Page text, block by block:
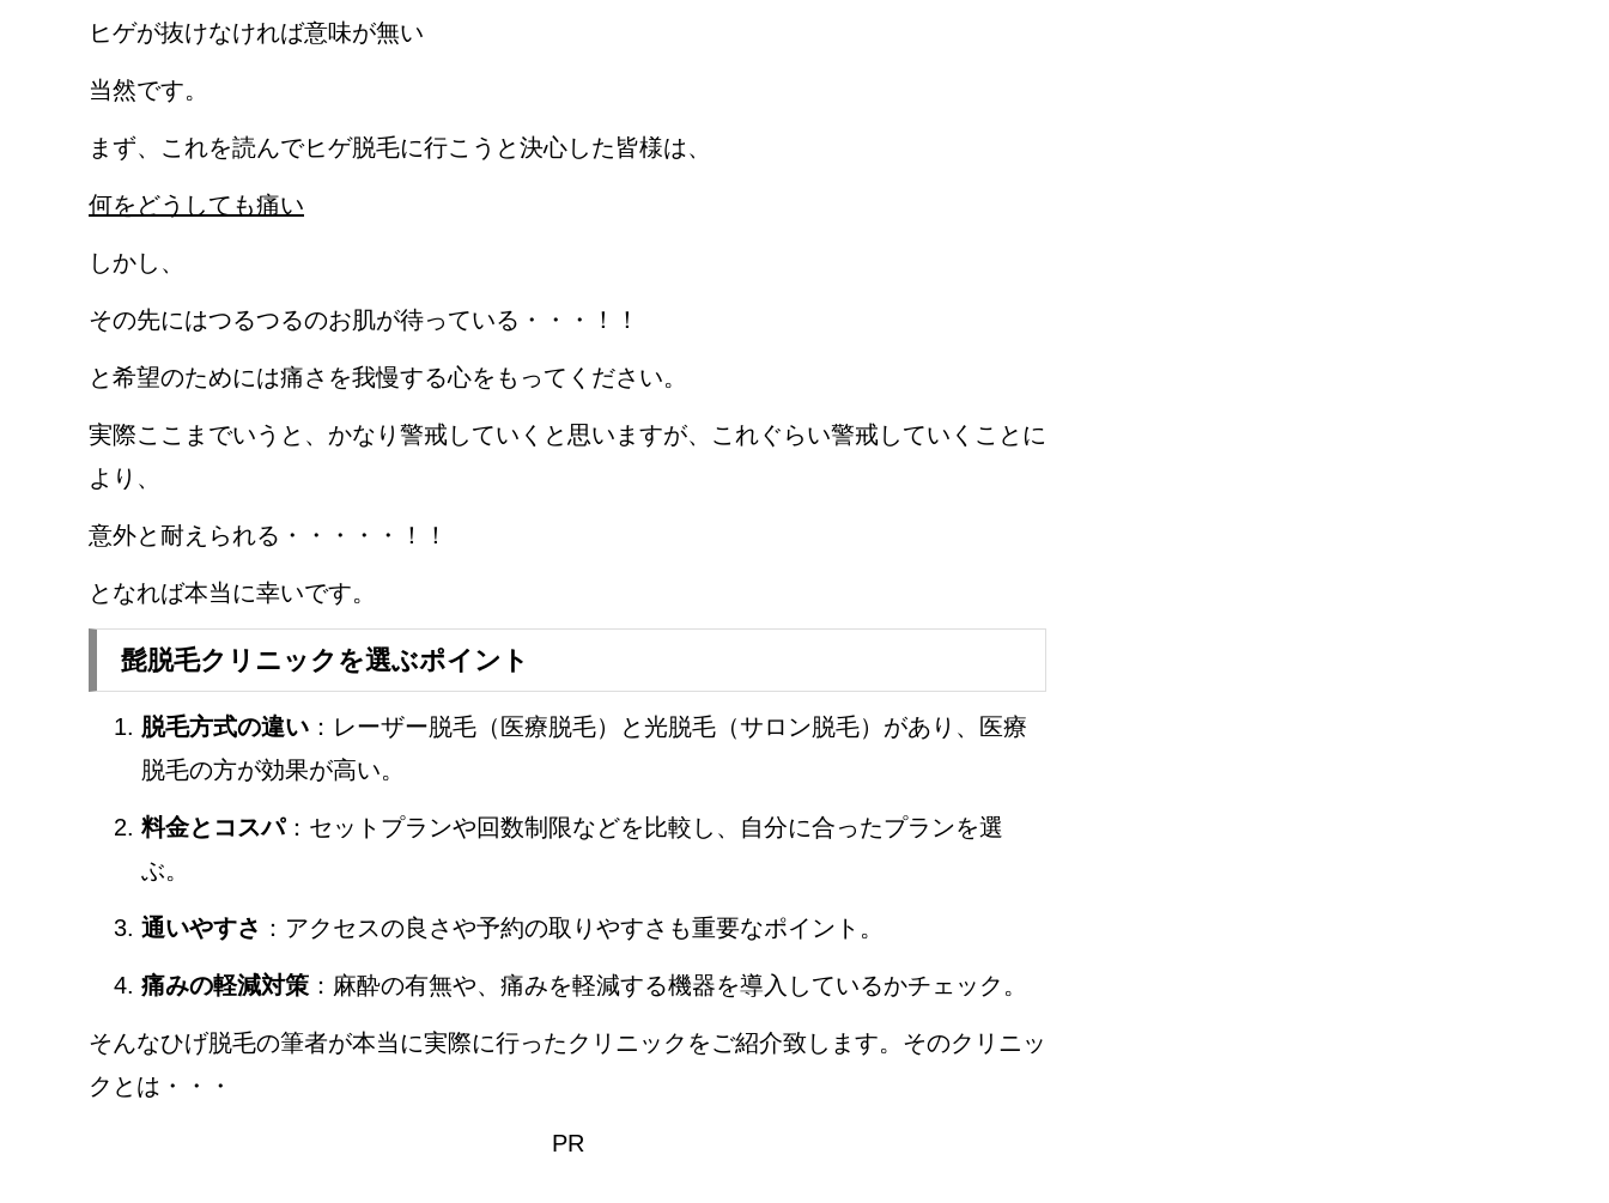
ヒゲが抜けなければ意味が無い
当然です。
まず、これを読んでヒゲ脱毛に行こうと決心した皆様は、
何をどうしても痛い
しかし、
その先にはつるつるのお肌が待っている・・・！！
と希望のためには痛さを我慢する心をもってください。
実際ここまでいうと、かなり警戒していくと思いますが、これぐらい警戒していくことに
より、
意外と耐えられる・・・・・！！
となれば本当に幸いです。
髭脱毛クリニックを選ぶポイント
脱毛方式の違い ：レーザー脱毛（医療脱毛）と光脱毛（サロン脱毛）があり、医療
脱毛の方が効果が高い。
料金とコスパ：セットプランや回数制限などを比較し、自分に合ったプランを選
ぶ。
通いやすさ ：アクセスの良さや予約の取りやすさも重要なポイント。
痛みの軽減対策 ：麻酔の有無や、痛みを軽減する機器を導入しているかチェック。
そんなひげ脱毛の筆者が本当に実際に行ったクリニックをご紹介致します。そのクリニッ
クとは・・・
PR